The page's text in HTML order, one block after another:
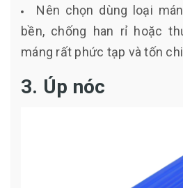
Nên chọn dùng loại
bền, chống han rỉ hoặc
máng rất phức tạp và tốn
3. Úp nóc